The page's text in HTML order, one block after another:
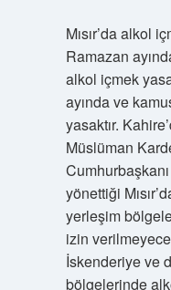
Mısır’da alkol
Ramazan
alkol içmek
ayında ve
yasaktır.
Müslüman
yönettiği
yerleşim
izin
İskenderiye ve
bölgelerinde